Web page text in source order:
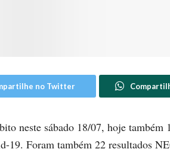
no Twitter
neste sábado 18/07, hoje também
19. Foram também 22 resultados